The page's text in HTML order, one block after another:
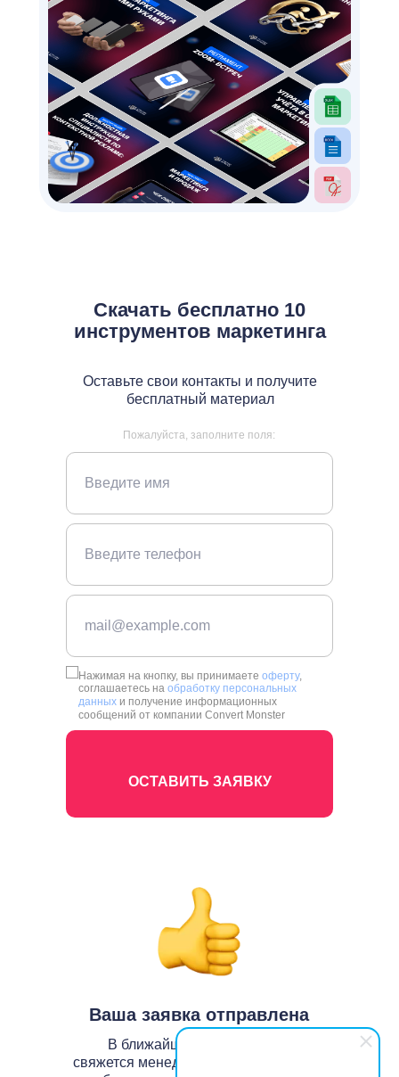
Скачать бесплатно 10
инструментов маркетинга
Оставьте свои контакты и получите
бесплатный материал
Пожалуйста, заполните поля:
Нажимая на кнопку, вы принимаете оферту,
соглашаетесь на обработку персональных
данных и получение информационных
сообщений от компании Convert Monster
ОСТАВИТЬ ЗАЯВКУ
Ваша заявка отправлена
В ближайшее время с вами
свяжется менеджер Convert Monster –